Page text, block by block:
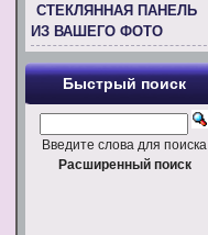
СТЕКЛЯННАЯ ПАНЕЛЬ
ИЗ ВАШЕГО ФОТО
Быстрый поиск
Введите слова для поиска
Расширенный поиск